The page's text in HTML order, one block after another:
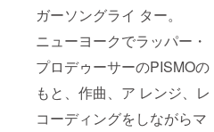
ガーソングライ ター。
ニューヨークでラッパー・
プロデゥーサーのPISMOの
もと、作曲、ア レンジ、レ
コーディングをしながらマ